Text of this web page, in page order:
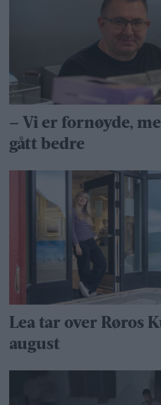
– Vi er fornøyde,
gått bedre
Lea tar over Røros
august